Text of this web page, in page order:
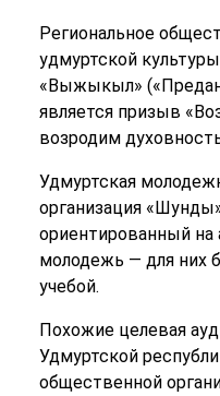
Региональное
удмуртской
«Выжыкыл»
является призыв
возродим
Удмуртская
организация
ориентированный
молодежь — для них
учебой.
Похожие целевая
Удмуртской
общественной